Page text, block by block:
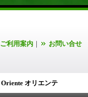
ご利用案内 ｜ お問い合せ
Oriente オリエンテ